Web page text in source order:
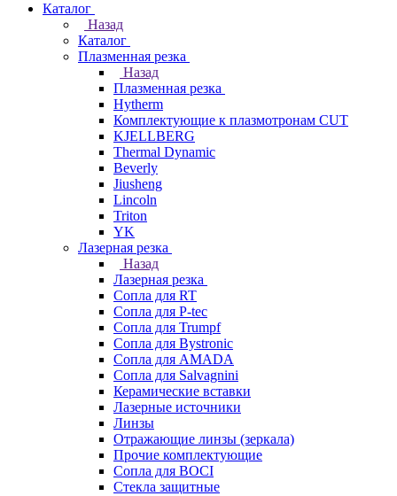
Каталог
Назад
Каталог
Плазменная резка
Назад
Плазменная резка
Hytherm
Комплектующие к плазмотронам CUT
KJELLBERG
Thermal Dynamic
Beverly
Jiusheng
Lincoln
Triton
YK
Лазерная резка
Назад
Лазерная резка
Сопла для RT
Сопла для P-tec
Сопла для Trumpf
Сопла для Bystronic
Сопла для AMADA
Сопла для Salvagnini
Керамические вставки
Лазерные источники
Линзы
Отражающие линзы (зеркала)
Прочие комплектующие
Сопла для BOCI
Стекла защитные